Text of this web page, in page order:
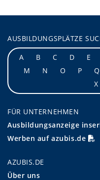
AUSBILDUNGSPLÄTZE
A
B C D E
M
N O P Q
X
FÜR UNTERNEHMEN
Ausbildungsanzeige
Werben auf azubis.de
AZUBIS.DE
Über uns